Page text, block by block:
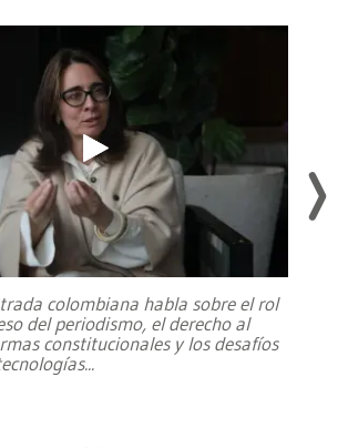
colombiana habla sobre el rol
del periodismo, el derecho al
constitucionales y los desafíos
...